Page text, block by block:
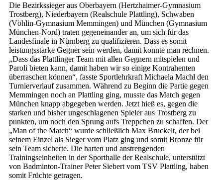
Die Bezirkssieger aus Oberbayern (Hertzhaimer-Gymnasium
Trostberg), Niederbayern (Realschule Plattling), Schwaben
(Vöhlin-Gymnasium Memmingen) und München (Gymnasium
München-Nord) traten gegeneinander an, um sich für das
Landesfinale in Nürnberg zu qualifizieren. Dass es somit
leistungsstarke Gegner sein werden, damit konnte man rechnen.
„Dass das Plattlinger Team mit allen Gegnern mitspielen und
Paroli bieten kann, damit haben wir so einige Kontrahenten
überraschen können“, fasste Sportlehrkraft Michaela Machl den
Turnierverlauf zusammen. Während zu Beginn die Partie gegen
Memmingen noch an Plattling ging, musste das Match gegen
München knapp abgegeben werden. Jetzt hieß es, gegen die
starken und bisher ungeschlagenen Spieler aus Trostberg zu
punkten, um noch den Sprung aufs Treppchen zu schaffen. Der
„Man of the Match“ wurde schließlich Max Bruckelt, der bei
seinem Einzel als Sieger vom Platz ging und somit Bronze für
sein Team sicherte. Die harten und anstrengenden
Trainingseinheiten in der Sporthalle der Realschule, unterstützt
von Badminton-Trainer Peter Siebert vom TSV Plattling, haben
somit Früchte getragen.